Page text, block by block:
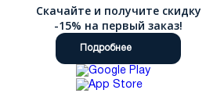
Скачайте и получите скидку
-15% на первый заказ!
Подробнее